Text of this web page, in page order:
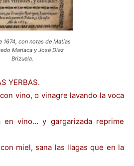
1674, con notas de Matías
Mariaca y José Díaz
Brizuela.
YERBAS.
vino, o vinagre lavando la voca
en vino… y gargarizada reprime
miel, sana las llagas que en la